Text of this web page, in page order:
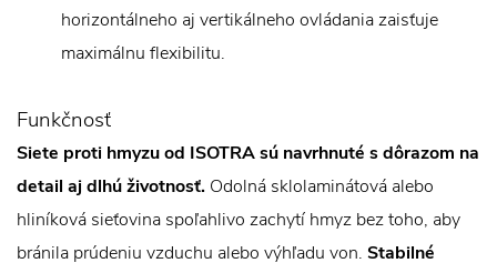
horizontálneho aj vertikálneho ovládania zaisťuje
maximálnu flexibilitu.
Funkčnosť
Siete proti hmyzu od ISOTRA sú navrhnuté s dôrazom na
detail aj dlhú životnosť. Odolná sklolaminátová alebo
hliníková sieťovina spoľahlivo zachytí hmyz bez toho, aby
bránila prúdeniu vzduchu alebo výhľadu von. Stabilné